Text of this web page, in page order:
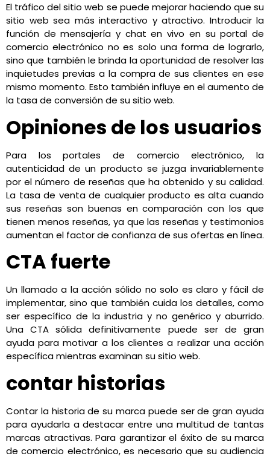
El tráfico del sitio web se puede mejorar haciendo que su
sitio web sea más interactivo y atractivo. Introducir la
función de mensajería y chat en vivo en su portal de
comercio electrónico no es solo una forma de lograrlo,
sino que también le brinda la oportunidad de resolver las
inquietudes previas a la compra de sus clientes en ese
mismo momento. Esto también influye en el aumento de
la tasa de conversión de su sitio web.
Opiniones de los usuarios
Para los portales de comercio electrónico, la
autenticidad de un producto se juzga invariablemente
por el número de reseñas que ha obtenido y su calidad.
La tasa de venta de cualquier producto es alta cuando
sus reseñas son buenas en comparación con los que
tienen menos reseñas, ya que las reseñas y testimonios
aumentan el factor de confianza de sus ofertas en línea.
CTA fuerte
Un llamado a la acción sólido no solo es claro y fácil de
implementar, sino que también cuida los detalles, como
ser específico de la industria y no genérico y aburrido.
Una CTA sólida definitivamente puede ser de gran
ayuda para motivar a los clientes a realizar una acción
específica mientras examinan su sitio web.
contar historias
Contar la historia de su marca puede ser de gran ayuda
para ayudarla a destacar entre una multitud de tantas
marcas atractivas. Para garantizar el éxito de su marca
de comercio electrónico, es necesario que su audiencia